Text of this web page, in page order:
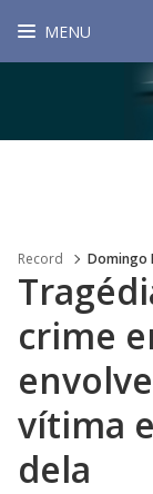
MENU
Record Domingo
crime
vítima
dela